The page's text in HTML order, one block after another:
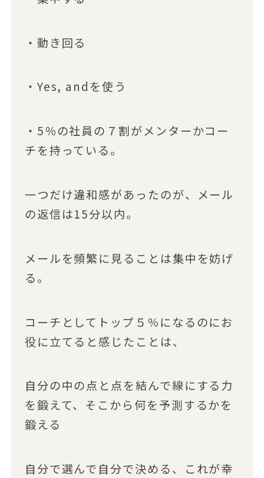
・動き回る
・Yes, andを使う
・5％の社員の７割がメンターかコー
チを持っている。
一つだけ違和感があったのが、メール
の返信は15分以内。
メールを頻繁に見ることは集中を妨げ
る。
コーチとしてトップ５％になるのにお
役に立てると感じたことは、
自分の中の点と点を結んで線にする力
を鍛えて、そこから何を予測するかを
鍛える
自分で選んで自分で決める、これが幸